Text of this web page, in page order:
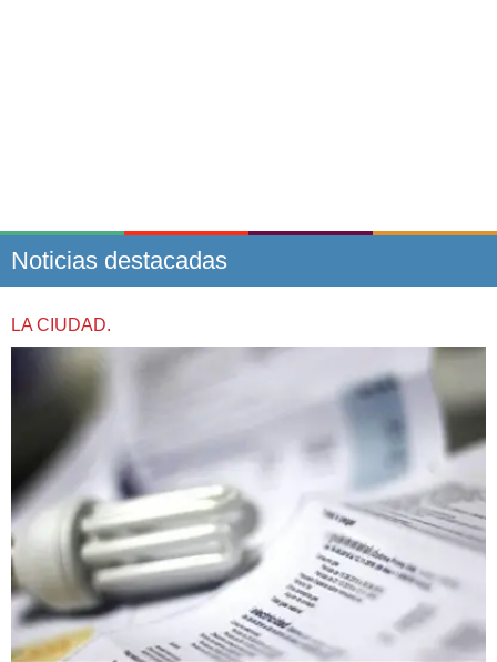
Noticias destacadas
LA CIUDAD.